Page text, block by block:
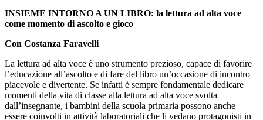
INSIEME INTORNO A UN LIBRO: la lettura ad alta voce
come momento di ascolto e gioco
Con Costanza Faravelli
La lettura ad alta voce è uno strumento prezioso, capace di favorire
l’educazione all’ascolto e di fare del libro un’occasione di incontro
piacevole e divertente. Se infatti è sempre fondamentale dedicare
momenti della vita di classe alla lettura ad alta voce svolta
dall’insegnante, i bambini della scuola primaria possono anche
essere coinvolti in attività laboratoriali che li vedano protagonisti in